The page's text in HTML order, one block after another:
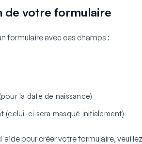
de votre formulaire
formulaire avec ces champs :
la date de naissance)
(celui-ci sera masqué initialement)
pour créer votre formulaire,